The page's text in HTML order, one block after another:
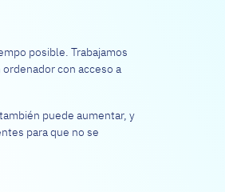
posible. Trabajamos
con acceso a
puede aumentar, y
para que no se